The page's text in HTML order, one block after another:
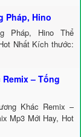
Pháp, Hino
Pháp, Hino Thể
Nhất Kích thước:
– Tống
Khác Remix –
Mp3 Mới Hay, Hot